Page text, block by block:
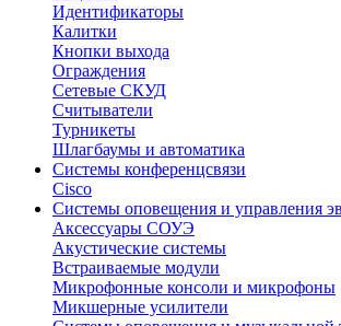
Идентификаторы
Калитки
Кнопки выхода
Ограждения
Сетевые СКУД
Считыватели
Турникеты
Шлагбаумы и автоматика
Системы конференцсвязи
Cisco
Системы оповещения и управления
Аксессуары СОУЭ
Акустические системы
Встраиваемые модули
Микрофонные консоли и микрофоны
Микшерные усилители